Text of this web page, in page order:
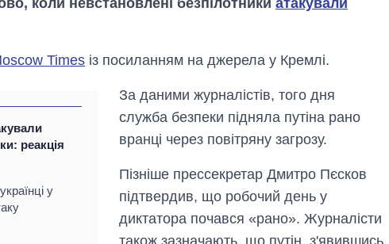
коли невстановлені безпілотники атакували
Times із посиланням на джерела у Кремлі.
реакція
у
За даними журналістів, того дня
служба безпеки підняла путіна рано
вранці через повітряну загрозу.
Пізніше прессекретар Дмитро Пєсков
підтвердив, що робочий день у
диктатора почався «рано». Журналісти
Вісім масованих
ударів по Україні
за літо: Київ та
область стали